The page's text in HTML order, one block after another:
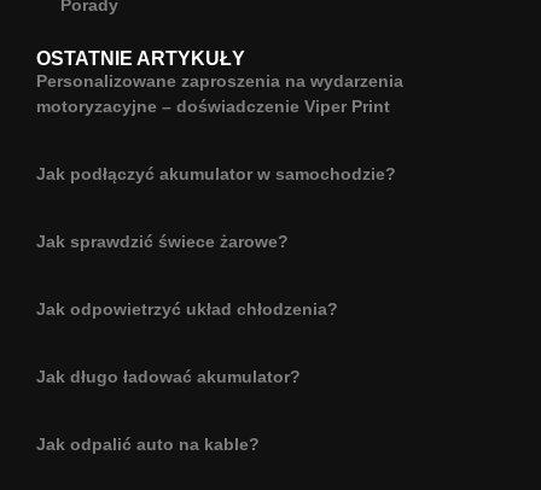
Porady
OSTATNIE ARTYKUŁY
Personalizowane zaproszenia na wydarzenia
motoryzacyjne – doświadczenie Viper Print
Jak podłączyć akumulator w samochodzie?
Jak sprawdzić świece żarowe?
Jak odpowietrzyć układ chłodzenia?
Jak długo ładować akumulator?
Jak odpalić auto na kable?